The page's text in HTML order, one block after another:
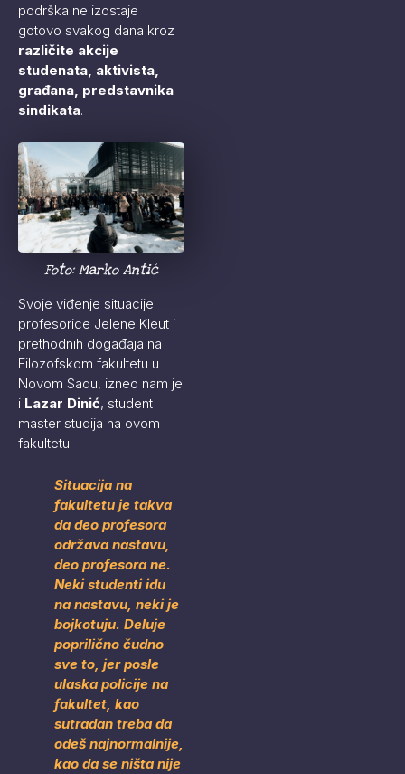
podrška ne izostaje
gotovo svakog dana kroz
različite akcije
studenata, aktivista,
građana, predstavnika
sindikata.
Foto: Marko Antić
Svoje viđenje situacije
profesorice Jelene Kleut i
prethodnih događaja na
Filozofskom fakultetu u
Novom Sadu, izneo nam je
i Lazar Dinić, student
master studija na ovom
fakultetu.
Situacija na
fakultetu je takva
da deo profesora
održava nastavu,
deo profesora ne.
Neki studenti idu
na nastavu, neki je
bojkotuju. Deluje
poprilično čudno
sve to, jer posle
ulaska policije na
fakultet, kao
sutradan treba da
odeš najnormalnije,
kao da se ništa nije